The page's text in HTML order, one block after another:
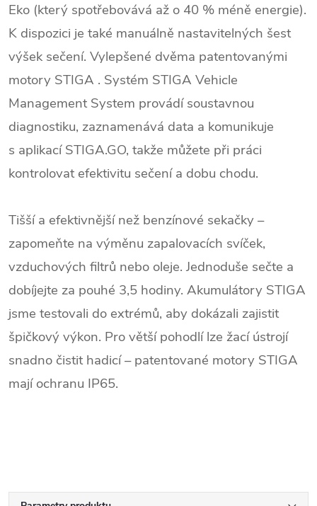
Eko (který spotřebovává až o 40 % méně energie).
K dispozici je také manuálně nastavitelných šest
výšek sečení. Vylepšené dvěma patentovanými
motory STIGA . Systém STIGA Vehicle
Management System provádí soustavnou
diagnostiku, zaznamenává data a komunikuje
s aplikací STIGA.GO, takže můžete při práci
kontrolovat efektivitu sečení a dobu chodu.
Tišší a efektivnější než benzínové sekačky –
zapomeňte na výměnu zapalovacích svíček,
vzduchových filtrů nebo oleje. Jednoduše sečte a
dobíjejte za pouhé 3,5 hodiny. Akumulátory STIGA
jsme testovali do extrémů, aby dokázali zajistit
špičkový výkon. Pro větší pohodlí lze žací ústrojí
snadno čistit hadicí – patentované motory STIGA
mají ochranu IP65.